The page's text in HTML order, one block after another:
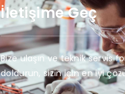
İletişime Geç
Bize ulaşın ve teknik servis
doldurun, sizin için en iyi